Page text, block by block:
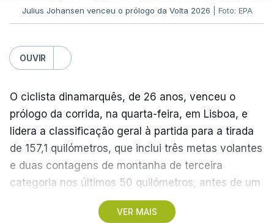
Julius Johansen venceu o prólogo da Volta 2026 | Foto: EPA
OUVIR
VER MAIS
O ciclista dinamarquês, de 26 anos, venceu o
prólogo da corrida, na quarta-feira, em Lisboa, e
lidera a classificação geral à partida para a tirada
de 157,1 quilómetros, que inclui três metas volantes
e duas contagens de montanha de terceira
categoria nos últimos 50 quilómetros, antes de um
troço final ‘traiçoeiro’ e da meta, localizada junto
ao Palácio Nacional de Queluz, no concelho de